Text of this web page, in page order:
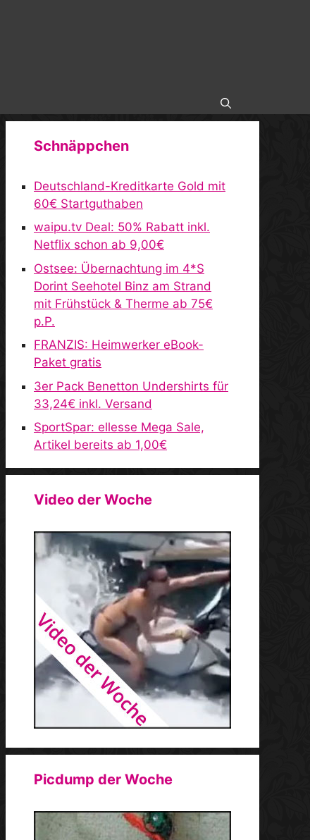
Schnäppchen
Deutschland-Kreditkarte Gold mit
60€ Startguthaben
waipu.tv Deal: 50% Rabatt inkl.
Netflix schon ab 9,00€
Ostsee: Übernachtung im 4*S
Dorint Seehotel Binz am Strand
mit Frühstück & Therme ab 75€
p.P.
FRANZIS: Heimwerker eBook-
Paket gratis
3er Pack Benetton Undershirts für
33,24€ inkl. Versand
SportSpar: ellesse Mega Sale,
Artikel bereits ab 1,00€
Video der Woche
Picdump der Woche